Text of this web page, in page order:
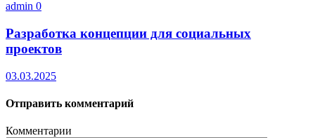
admin 0
Разработка концепции для социальных
проектов
03.03.2025
Отправить комментарий
Комментарии